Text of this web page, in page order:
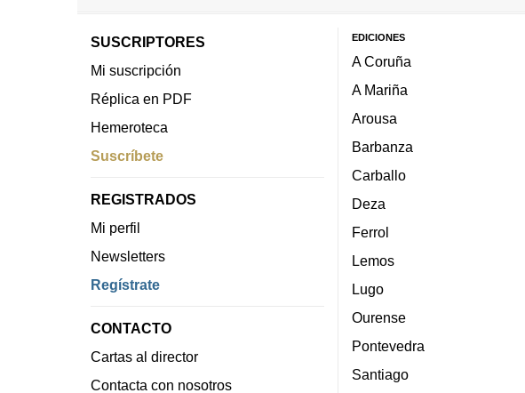
SUSCRIPTORES
Mi suscripción
Réplica en PDF
Hemeroteca
Suscríbete
REGISTRADOS
Mi perfil
Newsletters
Regístrate
CONTACTO
Cartas al director
Contacta con nosotros
EDICIONES
A Coruña
A Mariña
Arousa
Barbanza
Carballo
Deza
Ferrol
Lemos
Lugo
Ourense
Pontevedra
Santiago